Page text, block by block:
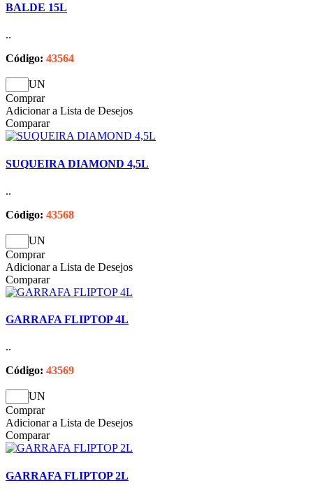
BALDE 15L
..
Código: 43564
UN
Comprar
Adicionar a Lista de Desejos
Comparar
SUQUEIRA DIAMOND 4,5L
..
Código: 43568
UN
Comprar
Adicionar a Lista de Desejos
Comparar
GARRAFA FLIPTOP 4L
..
Código: 43569
UN
Comprar
Adicionar a Lista de Desejos
Comparar
GARRAFA FLIPTOP 2L